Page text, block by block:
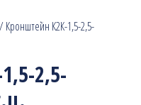
/Кронштейн К2К-1,5-2,5-
2,5-